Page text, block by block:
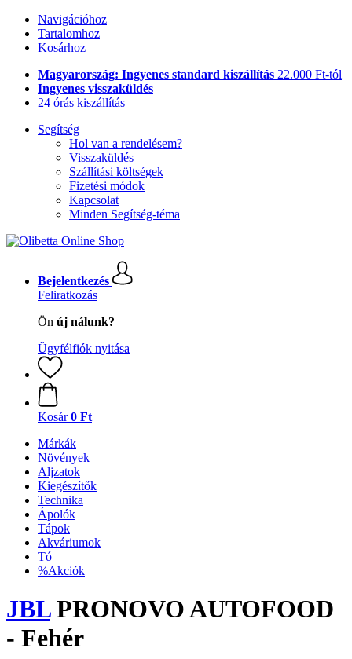
Navigációhoz
Tartalomhoz
Kosárhoz
Magyarország: Ingyenes standard kiszállítás 22.000 Ft-tól
Ingyenes visszaküldés
24 órás kiszállítás
Segítség
Hol van a rendelésem?
Visszaküldés
Szállítási költségek
Fizetési módok
Kapcsolat
Minden Segítség-téma
Bejelentkezés
Feliratkozás
Ön új nálunk?
Ügyfélfiók nyitása
Kosár 0 Ft
Márkák
Növények
Aljzatok
Kiegészítők
Technika
Ápolók
Tápok
Akváriumok
Tó
%Akciók
JBLPRONOVO AUTOFOOD
- Fehér